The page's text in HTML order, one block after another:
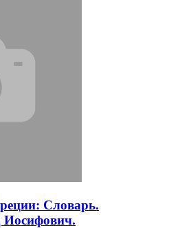
Словарь.